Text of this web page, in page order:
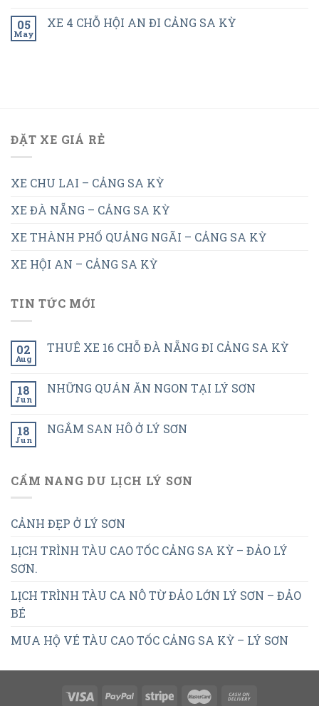
05
May
XE 4 CHỖ HỘI AN ĐI CẢNG SA KỲ
ĐẶT XE GIÁ RẺ
XE CHU LAI – CẢNG SA KỲ
XE ĐÀ NẴNG – CẢNG SA KỲ
XE THÀNH PHỐ QUẢNG NGÃI – CẢNG SA KỲ
XE HỘI AN – CẢNG SA KỲ
TIN TỨC MỚI
02
Aug
THUÊ XE 16 CHỖ ĐÀ NẴNG ĐI CẢNG SA KỲ
18
Jun
NHỮNG QUÁN ĂN NGON TẠI LÝ SƠN
18
Jun
NGẮM SAN HÔ Ở LÝ SƠN
CẨM NANG DU LỊCH LÝ SƠN
CẢNH ĐẸP Ở LÝ SƠN
LỊCH TRÌNH TÀU CAO TỐC CẢNG SA KỲ – ĐẢO LÝ
SƠN.
LỊCH TRÌNH TÀU CA NÔ TỪ ĐẢO LỚN LÝ SƠN – ĐẢO
BÉ
MUA HỘ VÉ TÀU CAO TỐC CẢNG SA KỲ – LÝ SƠN